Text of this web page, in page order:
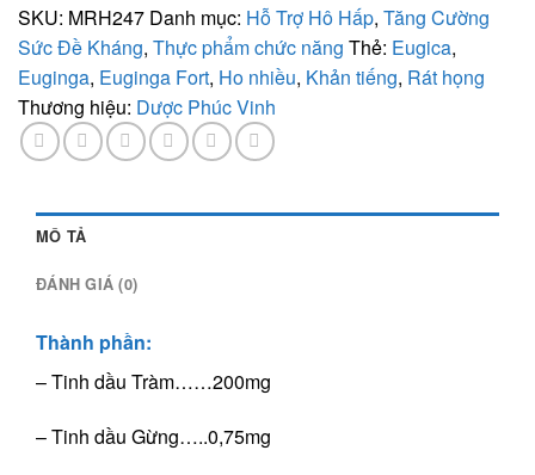
giảm
ho,
giảm
đờm
do
cảm
lạnh,
đường
hấp
SKU: MRH247 Danh mục: Hỗ Trợ Hô Hấp, Tăng Cường
Sức Đề Kháng, Thực phẩm chức năng Thẻ: Eugica,
Euginga, Euginga Fort, Ho nhiều, Khản tiếng, Rát họng
Thương hiệu: Dược Phúc Vinh
MÔ TẢ
ĐÁNH GIÁ (0)
Thành phần:
– Tinh dầu Tràm……200mg
– Tinh dầu Gừng…..0,75mg